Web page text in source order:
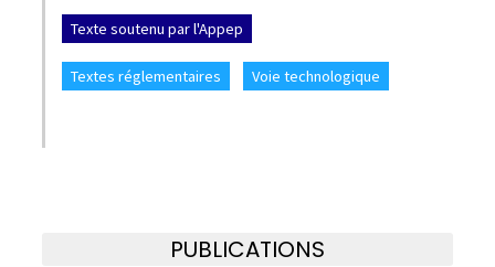
Texte soutenu par l'Appep
Textes réglementaires Voie technologique
PUBLICATIONS